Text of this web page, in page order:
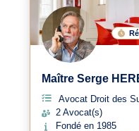
Maître Serge
Avocat Droit des
2 Avocat(s)
Fondé en 1985